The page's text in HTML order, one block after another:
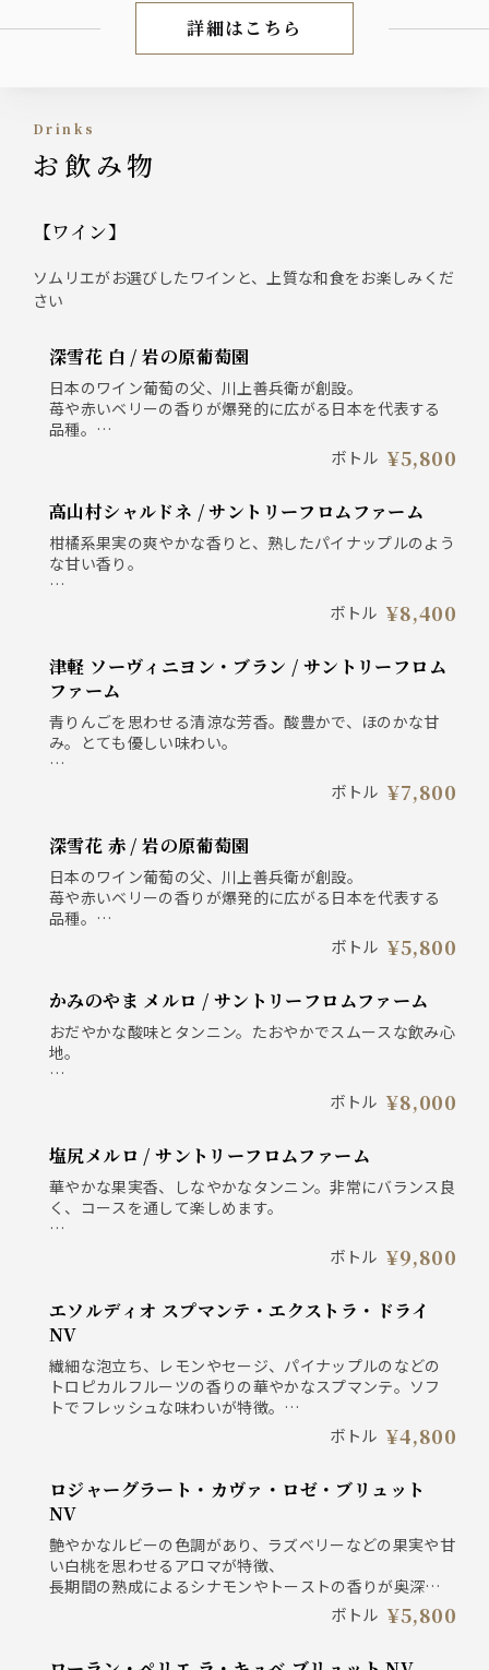
ランチ
詳細はこちら
Drinks
お飲み物
【ワイン】
ソムリエがお選びしたワインと、上質な和食をお楽しみくだ
さい
深雪花 白 / 岩の原葡萄園
日本のワイン葡萄の父、川上善兵衛が創設。
苺や赤いベリーの香りが爆発的に広がる日本を代表する
品種。
凝縮感のある果実味と膨らみのあるまろやかさを感じら
れます。醤油や味噌を使った料理に良く合います。
新潟県 上越市 マスカット・ベーリーA ミディアム
ボトル ¥5,800
高山村シャルドネ / サントリーフロムファーム
柑橘系果実の爽やかな香りと、熟したパイナップルのよう
な甘い香り。
日本 長野県高山村 シャルドネ100％ 辛口ボトル ¥8,400
津軽 ソーヴィニヨン・ブラン / サントリーフロム
ファーム
青りんごを思わせる清涼な芳香。酸豊かで、ほのかな甘
み。とても優しい味わい。
日本 青森県北津軽郡 ソーヴィニョン・ブラン100％ 辛口
ボトル ¥7,800
深雪花 赤 / 岩の原葡萄園
日本のワイン葡萄の父、川上善兵衛が創設。
苺や赤いベリーの香りが爆発的に広がる日本を代表する
品種。
凝縮感のある果実味と膨らみのあるまろやかさを感じら
れます。醤油や味噌を使った料理に良く合います。
新潟県 上越市 マスカット・ベーリーA ミディアム
ボトル ¥5,800
かみのやま メルロ / サントリーフロムファーム
おだやかな酸味とタンニン。たおやかでスムースな飲み心
地。
日本 山形県上山市 メルロー100% ミディアムボディ
ボトル ¥8,000
塩尻メルロ / サントリーフロムファーム
華やかな果実香、しなやかなタンニン。非常にバランス良
く、コースを通して楽しめます。
日本 長野県塩尻市 メルロー100% フルボディ
ボトル ¥9,800
エソルディオ スプマンテ・エクストラ・ドライ
NV
繊細な泡立ち、レモンやセージ、パイナップルのなどの
トロピカルフルーツの香りの華やかなスプマンテ。ソフ
トでフレッシュな味わいが特徴。
エソルディオ「初舞台」を意味し、その名の通りフレッ
イタリア・ピエモンテ フォンタナフレッダ / リースリン
グ / シャルドネ / モスカート
ボトル ¥4,800
ロジャーグラート・カヴァ・ロゼ・ブリュット
NV
艶やかなルビーの色調があり、ラズベリーなどの果実や甘
い白桃を思わせるアロマが特徴、
長期間の熟成によるシナモンやトーストの香りが奥深さ
瓶内２次発酵が、きめ細かな泡立ちと優雅な余韻を醸し
ボトル ¥5,800